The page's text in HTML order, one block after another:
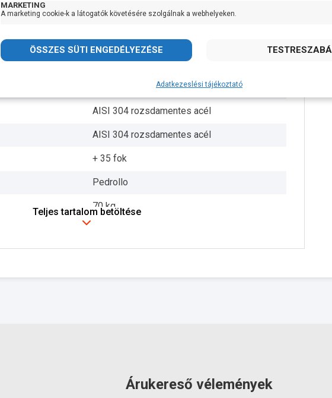
200 méter
40 méteren 800 liter/perc
Gumibevonatú noryl
AISI 304 rozsdamentes acél
AISI 304 rozsdamentes acél
+ 35 fok
Pedrollo
70 kg
Teljes tartalom betöltése
Árukereső vélemények
MARKETING
A marketing cookie-k a látogatók követésére szolgálnak a webhelyeken.
Adatkezeslési tájékoztató